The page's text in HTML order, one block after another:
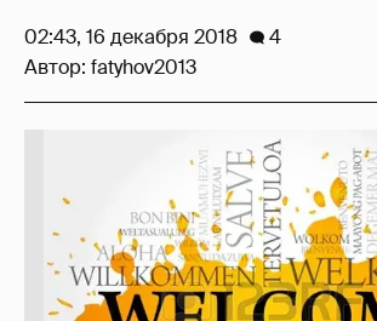
02:43, 16 декабря 2018
4
Автор: fatyhov2013